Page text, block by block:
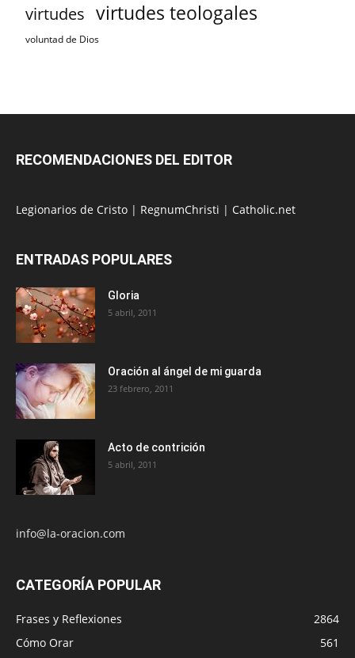
virtudes virtudes teologales
voluntad de Dios
RECOMENDACIONES DEL EDITOR
Legionarios de Cristo | RegnumChristi | Catholic.net
ENTRADAS POPULARES
Gloria
5 abril, 2011
Oración al ángel de mi guarda
23 febrero, 2011
Acto de contrición
5 abril, 2011
info@la-oracion.com
CATEGORÍA POPULAR
Frases y Reflexiones
2864
Cómo Orar
561